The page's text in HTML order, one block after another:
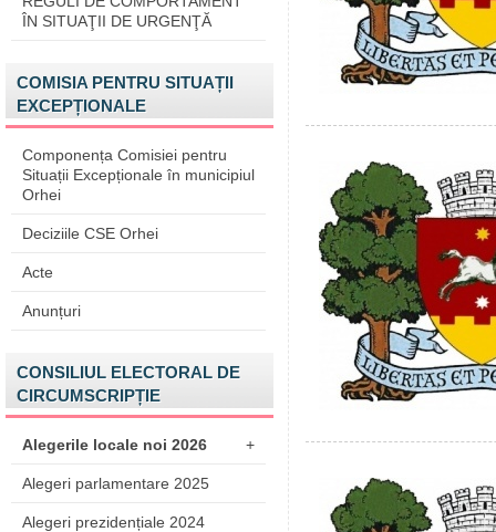
ÎN SITUAŢII DE URGENŢĂ
COMISIA PENTRU SITUAȚII
EXCEPȚIONALE
Componența Comisiei pentru
Situații Excepționale în municipiul
Orhei
Deciziile CSE Orhei
Acte
Anunțuri
CONSILIUL ELECTORAL DE
CIRCUMSCRIPȚIE
Alegerile locale noi 2026 +
Alegeri parlamentare 2025
Alegeri prezidențiale 2024